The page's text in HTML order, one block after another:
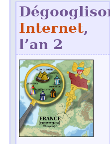
Internet,
l’an 2